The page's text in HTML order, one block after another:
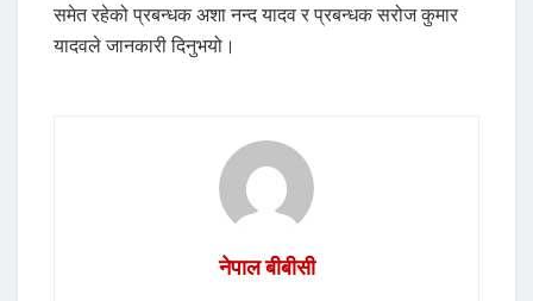
समेत रहेको प्रबन्धक अशा नन्द यादव र प्रबन्धक सरोज कुमार
यादवले जानकारी दिनुभयो।
नेपाल बीबीसी